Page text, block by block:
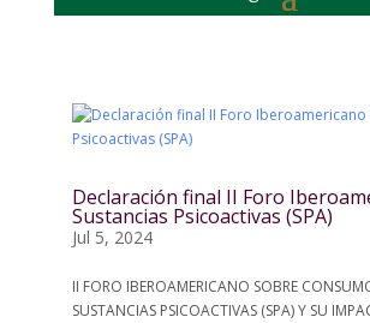
Declaración final II Foro
Sustancias Psicoactivas (SPA)
Jul 5, 2024
II FORO IBEROAMERICANO SOBRE
SUSTANCIAS PSICOACTIVAS (SPA) Y SU